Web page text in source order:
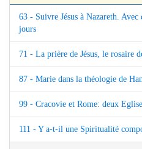
63 - Suivre Jésus à Nazareth.
jours
71 - La prière de Jésus, le rosaire
87 - Marie dans la théologie de
99 - Cracovie et Rome: deux
111 - Y a-t-il une Spiritualité